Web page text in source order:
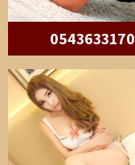
0543633170